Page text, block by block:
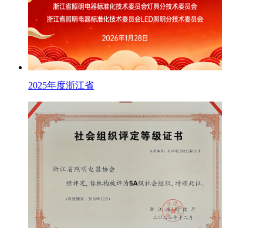
2025年度浙江省